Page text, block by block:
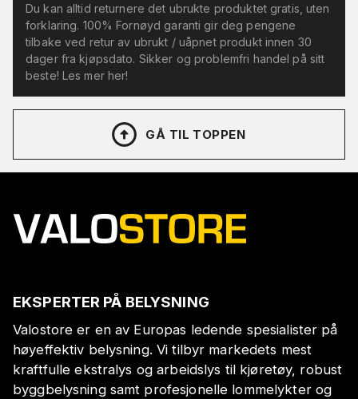
Du kan alltid returnere det ubrukte produktet gratis, uten
forklaring. 100% Fornøyd garanti gir deg pengene
tilbake ved retur av ubrukt / uåpnet produkt innen 30
dager fra kjøpsdato. Sikker og problemfri handel på sitt
beste! Les mer her!
GÅ TIL TOPPEN
EKSPERTER PÅ BELYSNING
Valostore er en av Europas ledende spesialister på
høyeffektiv belysning. Vi tilbyr markedets mest
kraftfulle ekstralys og arbeidslys til kjøretøy, robust
byggbelysning samt profesjonelle lommelykter og